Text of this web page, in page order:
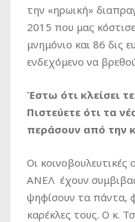
την «ηρωική»
2015 που μας
μνημόνιο και 86 δις
ενδεχόμενο να
Έστω ότι κλείσει
Πιστεύετε ότι τα
περάσουν από την
Οι
ΑΝΕΛ έχουν
ψηφίσουν τα πάντα,
καρέκλες τους. Ο κ.